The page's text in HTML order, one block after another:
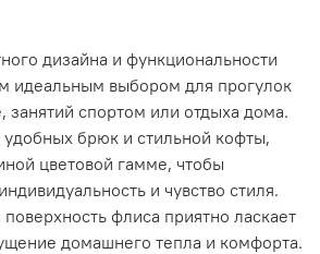
дизайна и функциональности
идеальным выбором для прогулок
занятий спортом или отдыха дома.
брюк и стильной кофты,
цветовой гамме, чтобы
и чувство стиля.
флиса приятно ласкает
домашнего тепла и комфорта.